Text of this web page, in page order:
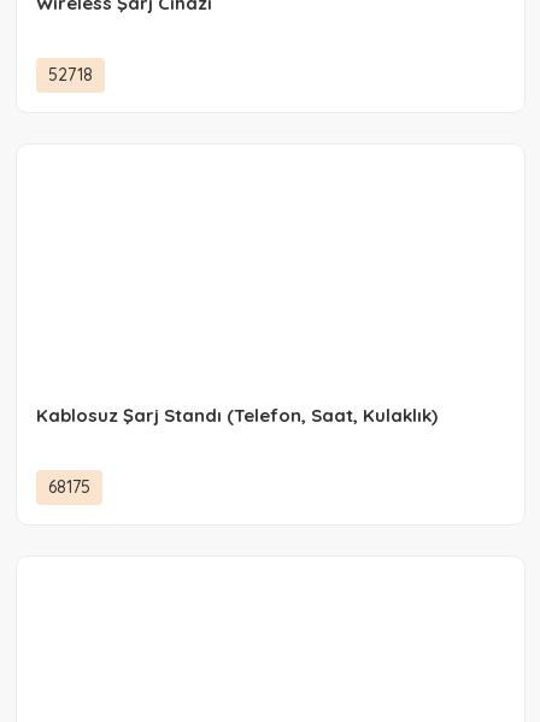
52718
Kablosuz Şarj Standı (Telefon, Saat, Kulaklık)
68175